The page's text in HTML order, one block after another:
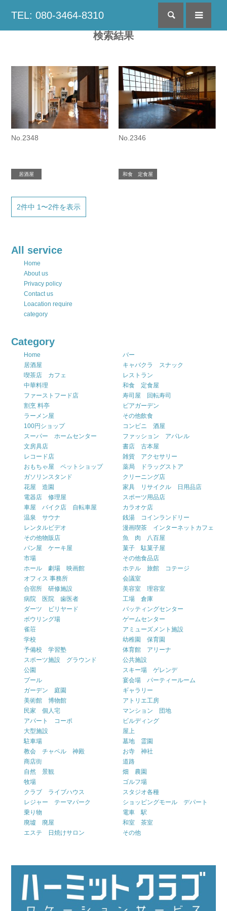
TEL: 080-3464-8310 検索
検索結果
No.2348
居酒屋
No.2346
和食 定食屋
2件中 1〜2件を表示
All service
Home
About us
Privacy policy
Contact us
Loacation require
category
Category
Home
バー
居酒屋
キャバクラ スナック
喫茶店 カフェ
レストラン
中華料理
和食 定食屋
ファーストフード店
寿司屋 回転寿司
割烹 料亭
ビアガーデン
ラーメン屋
その他飲食
100円ショップ
コンビニ 酒屋
スーパー ホームセンター
ファッション アパレル
文房具店
書店 古本屋
レコード店
雑貨 アクセサリー
おもちゃ屋 ペットショップ
薬局 ドラッグストア
ガソリンスタンド
クリーニング店
花屋 造園
家具 リサイクル 日用品店
電器店 修理屋
スポーツ用品店
車屋 バイク店 自転車屋
カラオケ店
温泉 サウナ
銭湯 コインランドリー
レンタルビデオ
漫画喫茶 インターネットカフェ
その他物販店
魚 肉 八百屋
パン屋 ケーキ屋
菓子 駄菓子屋
市場
その他食品店
ホール 劇場 映画館
ホテル 旅館 コテージ
オフィス 事務所
会議室
合宿所 研修施設
美容室 理容室
病院 医院 歯医者
工場 倉庫
ダーツ ビリヤード
バッティングセンター
ボウリング場
ゲームセンター
雀荘
アミューズメント施設
学校
幼稚園 保育園
予備校 学習塾
体育館 アリーナ
スポーツ施設 グラウンド
公共施設
公園
スキー場 ゲレンデ
プール
宴会場 パーティールーム
ガーデン 庭園
ギャラリー
美術館 博物館
アトリエ工房
民家 個人宅
マンション 団地
アパート コーポ
ビルディング
大型施設
屋上
駐車場
墓地 霊園
教会 チャペル 神殿
お寺 神社
商店街
道路
自然 景観
畑 農園
牧場
ゴルフ場
クラブ ライブハウス
スタジオ各種
レジャー テーマパーク
ショッピングモール デパート
乗り物
電車 駅
廃墟 廃屋
和室 茶室
エステ 日焼けサロン
その他